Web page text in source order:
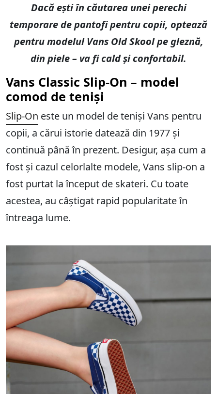
Dacă ești în căutarea unei perechi
temporare de pantofi pentru copii, optează
pentru modelul Vans Old Skool pe gleznă,
din piele – va fi cald și confortabil.
Vans Classic Slip-On – model
comod de teniși
Slip-On este un model de teniși Vans pentru
copii, a cărui istorie datează din 1977 și
continuă până în prezent. Desigur, așa cum a
fost și cazul celorlalte modele, Vans slip-on a
fost purtat la început de skateri. Cu toate
acestea, au câștigat rapid popularitate în
întreaga lume.